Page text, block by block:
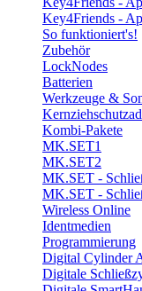
Key4Friends -
So funktioniert's!
Zubehör
LockNodes
Batterien
Werkzeuge &
Kombi-Pakete
MK.SET1
MK.SET2
MK.SET -
MK.SET -
Wireless Online
Identmedien
Programmierung
Digital Cylinder
Digitale